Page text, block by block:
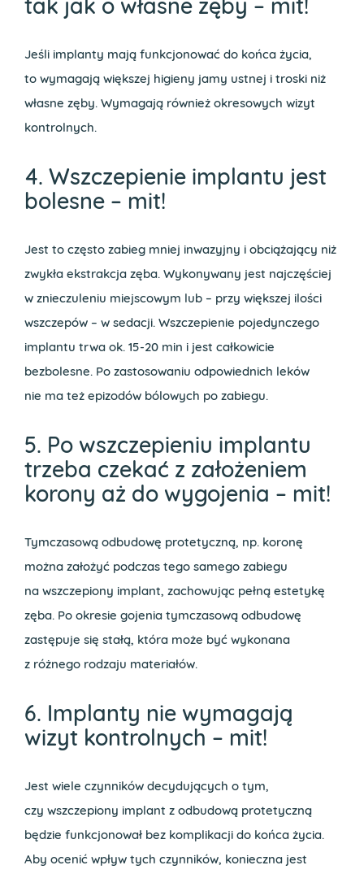
tak jak o własne zęby – mit!
Jeśli implanty mają funkcjonować do końca życia,
to wymagają większej higieny jamy ustnej i troski niż
własne zęby. Wymagają również okresowych wizyt
kontrolnych.
4. Wszczepienie implantu jest
bolesne – mit!
Jest to często zabieg mniej inwazyjny i obciążający niż
zwykła ekstrakcja zęba. Wykonywany jest najczęściej
w znieczuleniu miejscowym lub – przy większej ilości
wszczepów – w sedacji. Wszczepienie pojedynczego
implantu trwa ok. 15-20 min i jest całkowicie
bezbolesne. Po zastosowaniu odpowiednich leków
nie ma też epizodów bólowych po zabiegu.
5. Po wszczepieniu implantu
trzeba czekać z założeniem
korony aż do wygojenia – mit!
Tymczasową odbudowę protetyczną, np. koronę
można założyć podczas tego samego zabiegu
na wszczepiony implant, zachowując pełną estetykę
zęba. Po okresie gojenia tymczasową odbudowę
zastępuje się stałą, która może być wykonana
z różnego rodzaju materiałów.
6. Implanty nie wymagają
wizyt kontrolnych – mit!
Jest wiele czynników decydujących o tym,
czy wszczepiony implant z odbudową protetyczną
będzie funkcjonował bez komplikacji do końca życia.
Aby ocenić wpływ tych czynników, konieczna jest